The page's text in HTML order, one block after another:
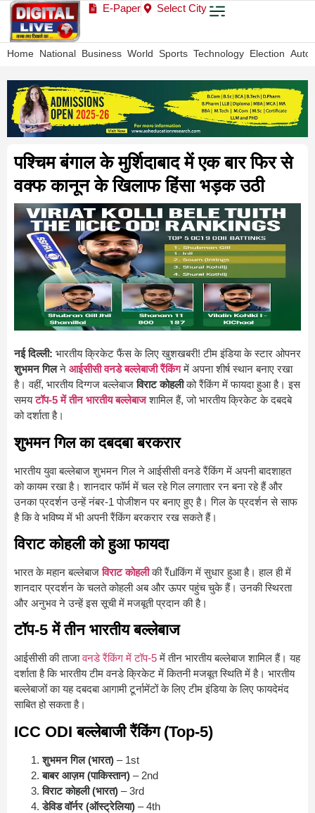
E-Paper Select City
Home National Business World Sports Technology Election Auto
पश्चिम बंगाल के मुर्शिदाबाद में एक बार फिर से
वक्फ कानून के खिलाफ हिंसा भड़क उठी
नई दिल्ली: भारतीय क्रिकेट फैंस के लिए खुशखबरी! टीम इंडिया के स्टार ओपनर
शुभमन गिलने आईसीसी वनडे बल्लेबाजी रैंकिंगमें अपना शीर्ष स्थान बनाए रखा
है। वहीं, भारतीय दिग्गज बल्लेबाजविराट कोहलीको रैंकिंग में फायदा हुआ है। इस
समयटॉप-5 में तीन भारतीय बल्लेबाजशामिल हैं, जो भारतीय क्रिकेट के दबदबे
को दर्शाता है।
शुभमन गिल का दबदबा बरकरार
भारतीय युवा बल्लेबाज शुभमन गिल ने आईसीसी वनडे रैंकिंग में अपनी बादशाहत
को कायम रखा है। शानदार फॉर्म में चल रहे गिल लगातार रन बना रहे हैं और
उनका प्रदर्शन उन्हें नंबर-1 पोजीशन पर बनाए हुए है। गिल के प्रदर्शन से साफ
है कि वे भविष्य में भी अपनी रैंकिंग बरकरार रख सकते हैं।
विराट कोहली को हुआ फायदा
भारत के महान बल्लेबाजविराट कोहलीकी रैंulकिंग में सुधार हुआ है। हाल ही में
शानदार प्रदर्शन के चलते कोहली अब और ऊपर पहुंच चुके हैं। उनकी स्थिरता
और अनुभव ने उन्हें इस सूची में मजबूती प्रदान की है।
टॉप-5 में तीन भारतीय बल्लेबाज
आईसीसी की ताजावनडे रैंकिंग में टॉप-5में तीन भारतीय बल्लेबाज शामिल हैं। यह
दर्शाता है कि भारतीय टीम वनडे क्रिकेट में कितनी मजबूत स्थिति में है। भारतीय
बल्लेबाजों का यह दबदबा आगामी टूर्नामेंटों के लिए टीम इंडिया के लिए फायदेमंद
साबित हो सकता है।
ICC ODI बल्लेबाजी रैंकिंग (Top-5)
शुभमन गिल (भारत) – 1st
बाबर आज़म (पाकिस्तान) – 2nd
विराट कोहली (भारत) – 3rd
डेविड वॉर्नर (ऑस्ट्रेलिया) – 4th